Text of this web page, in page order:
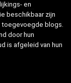
en
beschikbaar zijn
toegevoegde blogs.
door hun
is afgeleid van hun